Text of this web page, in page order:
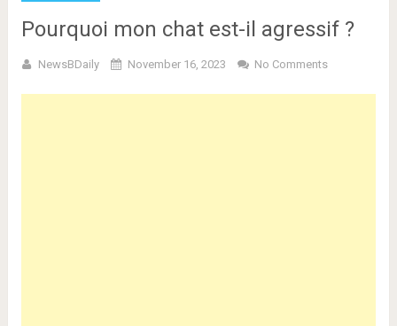
Pourquoi mon chat est-il agressif ?
NewsBDaily November 16, 2023 No Comments